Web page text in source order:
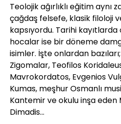
Teolojik ağırlıklı eğitim aynı
çağdaş felsefe, klasik filoloji
kapsıyordu. Tarihi
hocalar ise bir döneme
isimler. İşte onlardan
Zigomalar, Teofilos
Mavrokordatos, Evgenios
Kumas, meşhur Osmanlı
Kantemir ve okulu inşa
Dimadis...